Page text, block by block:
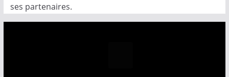
ses partenaires.